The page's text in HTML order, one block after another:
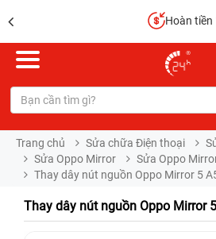
Hoàn tiền
Trang chủ Sửa chữa Điện thoại
Sửa Oppo Mirror
Sửa Oppo
Thay dây nút nguồn Oppo Mirror 5
Thay dây nút nguồn Oppo Mirror